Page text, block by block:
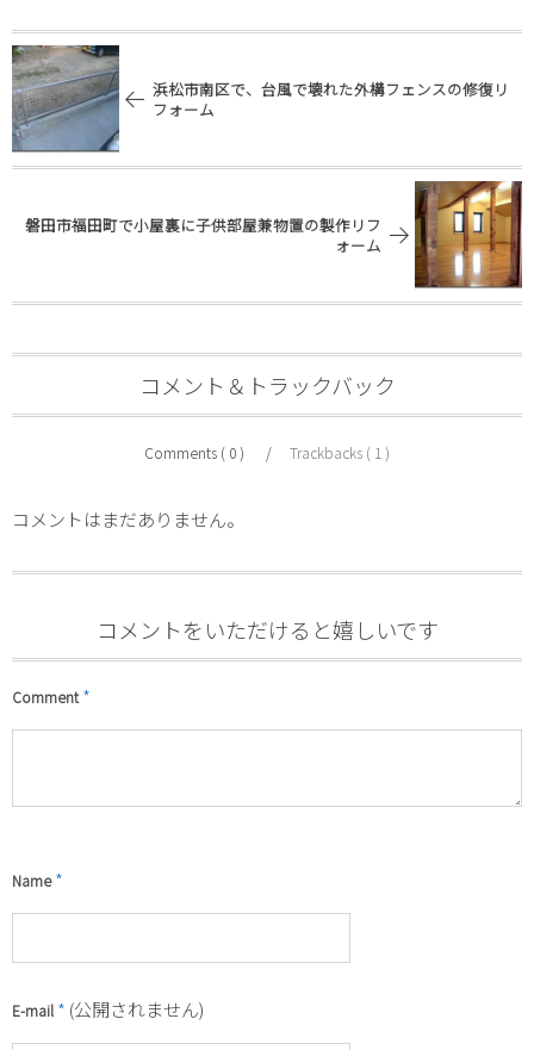
浜松市南区で、台風で壊れた外構フェンスの修復リ
フォーム
磐田市福田町で小屋裏に子供部屋兼物置の製作リフ
ォーム
コメント＆トラックバック
Comments ( 0 ) Trackbacks ( 1 )
コメントはまだありません。
コメントをいただけると嬉しいです
Comment *
Name *
E-mail * (公開されません)